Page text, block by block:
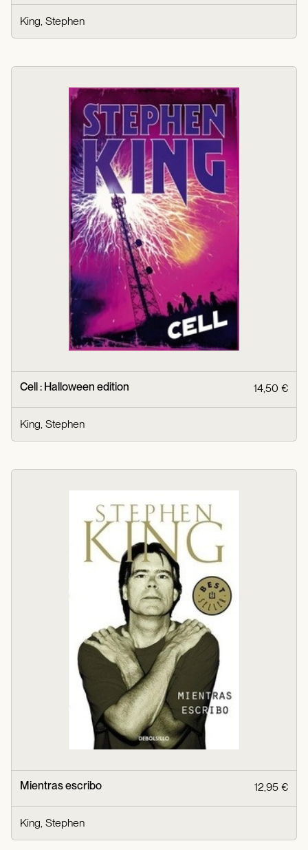
King, Stephen
Cell : Halloween edition 14,50 €
King, Stephen
Mientras escribo 12,95 €
King, Stephen